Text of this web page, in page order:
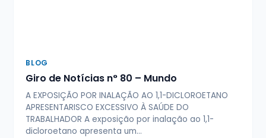
BLOG
Giro de Notícias n° 80 – Mundo
A EXPOSIÇÃO POR INALAÇÃO AO 1,1-DICLOROETANO
APRESENTARISCO EXCESSIVO À SAÚDE DO
TRABALHADOR A exposição por inalação ao 1,1-
dicloroetano apresenta um…